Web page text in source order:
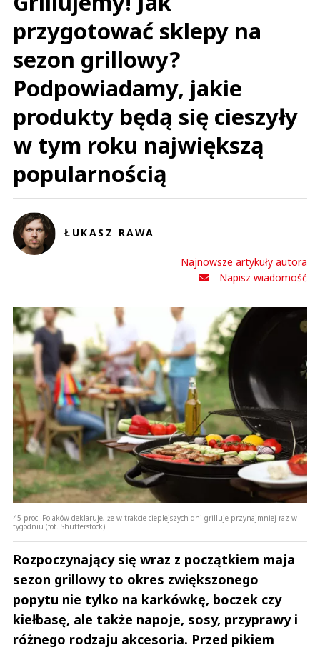
przygotować sklepy na
sezon grillowy?
Podpowiadamy, jakie
produkty będą się cieszyły
w tym roku największą
popularnością
ŁUKASZ RAWA
Najnowsze artykuły autora
Napisz wiadomość
45 proc. Polaków deklaruje, że w trakcie cieplejszych dni grilluje przynajmniej raz w
tygodniu (fot. Shutterstock)
Rozpoczynający się wraz z początkiem maja
sezon grillowy to okres zwiększonego
popytu nie tylko na karkówkę, boczek czy
kiełbasę, ale także napoje, sosy, przyprawy i
różnego rodzaju akcesoria. Przed pikiem